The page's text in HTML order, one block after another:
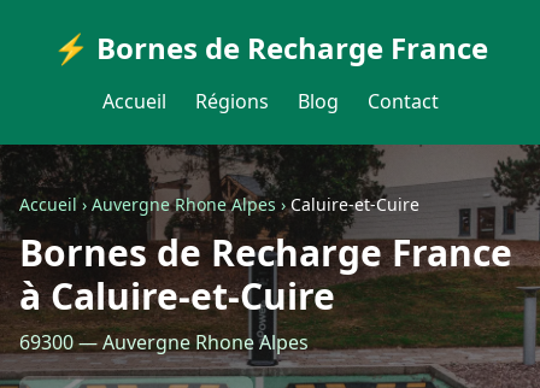
⚡ Bornes de Recharge France
Accueil Régions Blog Contact
Accueil›Auvergne Rhone Alpes›Caluire-et-Cuire
Bornes de Recharge France
à Caluire-et-Cuire
69300 — Auvergne Rhone Alpes